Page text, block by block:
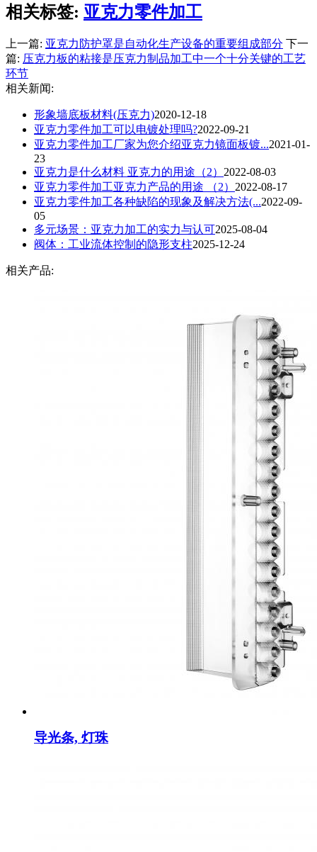
相关标签: 亚克力零件加工
上一篇: 亚克力防护罩是自动化生产设备的重要组成部分 下一
篇: 压克力板的粘接是压克力制品加工中一个十分关键的工艺
环节
相关新闻:
形象墙底板材料(压克力)2020-12-18
亚克力零件加工可以电镀处理吗?2022-09-21
亚克力零件加工厂家为您介绍亚克力镜面板镀...2021-01-
23
亚克力是什么材料 亚克力的用途（2） 2022-08-03
亚克力零件加工亚克力产品的用途 （2） 2022-08-17
亚克力零件加工各种缺陷的现象及解决方法(...2022-09-
05
多元场景：亚克力加工的实力与认可2025-08-04
阀体：工业流体控制的隐形支柱2025-12-24
相关产品:
导光条, 灯珠